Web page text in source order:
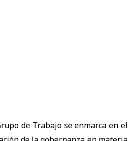
de Trabajo se enmarca en el